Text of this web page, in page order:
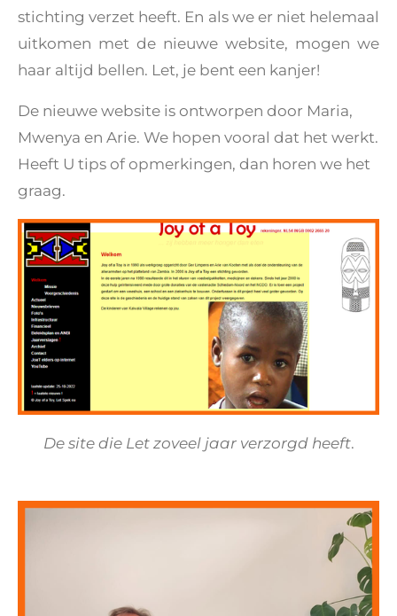
stichting verzet heeft. En als we er niet helemaal
uitkomen met de nieuwe website, mogen we
haar altijd bellen. Let, je bent een kanjer!
De nieuwe website is ontworpen door Maria,
Mwenya en Arie. We hopen vooral dat het werkt.
Heeft U tips of opmerkingen, dan horen we het
graag.
De site die Let zoveel jaar verzorgd heeft.